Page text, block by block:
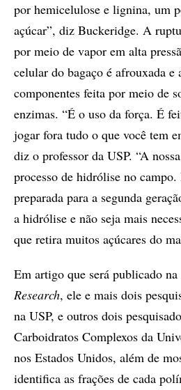
por hemicelulose e lignina, um
açúcar”, diz Buckeridge. A
por meio de vapor em alta
celular do bagaço é afrouxada e
componentes feita por meio de
enzimas. “É o uso da força. É
jogar fora tudo o que você tem
diz o professor da USP. “A
processo de hidrólise no
preparada para a segunda
a hidrólise e não seja mais
que retira muitos açúcares do
Em artigo que será publicado
Research, ele e mais dois
na USP, e outros dois
Carboidratos Complexos da
nos Estados Unidos, além de
identifica as frações de cada